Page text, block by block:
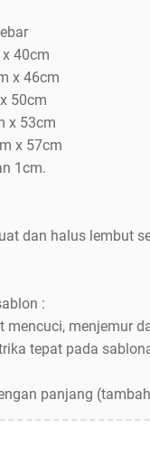
x 40cm
x 46cm
50cm
x 53cm
x 57cm
1cm.
dan halus lembut
:
mencuci, menjemur
tepat pada
panjang